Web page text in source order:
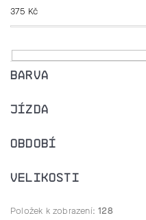
375 Kč
BARVA
JÍZDA
OBDOBÍ
VELIKOSTI
Položek k zobrazení:128
U
E
T
N
A
J